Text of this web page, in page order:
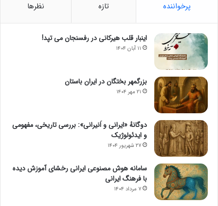
پرخواننده تازه نظرها
اینبار قلب هیرکانی در رفسنجان می تپد!
۱۱ آبان ۱۴۰۴
بزرگمهر بختگان در ایران باستان
۲۱ مهر ۱۴۰۴
دوگانهٔ «ایرانی و اَنیرانی»: بررسی تاریخی، مفهومی
و ایدئولوژیک
۲۷ شهریور ۱۴۰۴
سامانه هوش مصنوعی ایرانی رخشای آموزش دیده
با فرهنگ ایرانی
۷ مرداد ۱۴۰۴